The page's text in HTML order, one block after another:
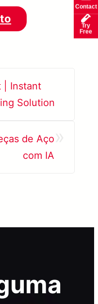
| Instant
Solution
de Aço
com IA
Contact
Try
Free